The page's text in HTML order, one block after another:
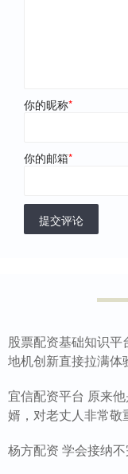
你的昵称*
你的邮箱*
提交评论
股票配资基础知识
地机创新直接拉满体
宜信配资平台 原来
婿，对老丈人非常敬
杨方配资 学会接纳